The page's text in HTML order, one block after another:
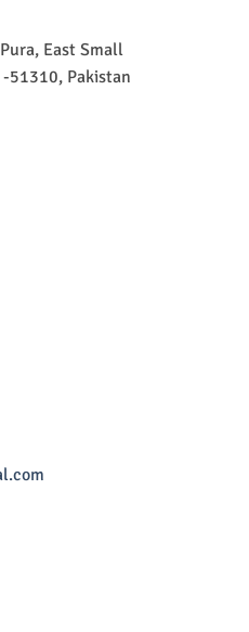
East Small
51310, Pakistan